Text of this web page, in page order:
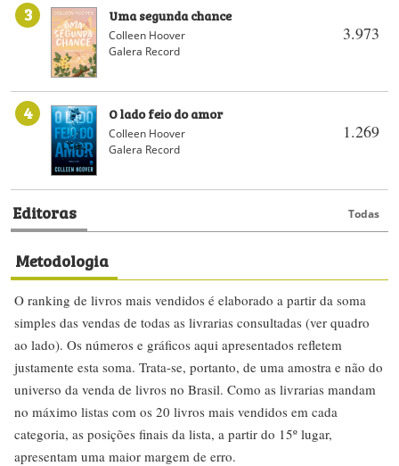
3
3.973
Uma segunda chance
Colleen Hoover
Galera Record
4
1.269
O lado feio do amor
Colleen Hoover
Galera Record
Editoras Todas
Metodologia
O ranking de livros mais vendidos é elaborado a partir da soma
simples das vendas de todas as livrarias consultadas (ver quadro
ao lado). Os números e gráficos aqui apresentados refletem
justamente esta soma. Trata-se, portanto, de uma amostra e não do
universo da venda de livros no Brasil. Como as livrarias mandam
no máximo listas com os 20 livros mais vendidos em cada
categoria, as posições finais da lista, a partir do 15º lugar,
apresentam uma maior margem de erro.